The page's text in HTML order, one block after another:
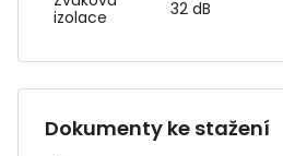
izolace
32 dB
Dokumenty ke stažení